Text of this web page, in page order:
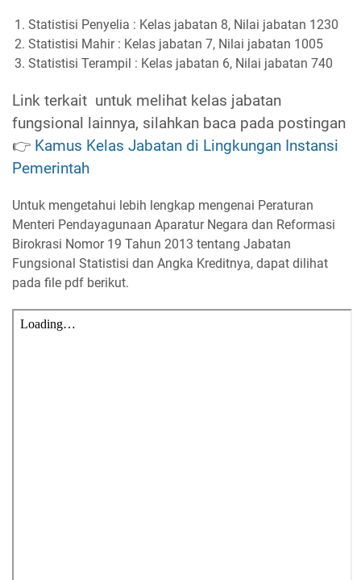
Statistisi Penyelia : Kelas jabatan 8, Nilai jabatan 1230
Statistisi Mahir : Kelas jabatan 7, Nilai jabatan 1005
Statistisi Terampil : Kelas jabatan 6, Nilai jabatan 740
Link terkait untuk melihat kelas jabatan
fungsional lainnya, silahkan baca pada postingan
👉 Kamus Kelas Jabatan di Lingkungan Instansi
Pemerintah
Untuk mengetahui lebih lengkap mengenai Peraturan
Menteri Pendayagunaan Aparatur Negara dan Reformasi
Birokrasi Nomor 19 Tahun 2013 tentang Jabatan
Fungsional Statistisi dan Angka Kreditnya, dapat dilihat
pada file pdf berikut.